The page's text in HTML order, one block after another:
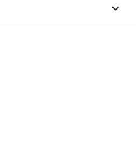
keyboard_arrow_down